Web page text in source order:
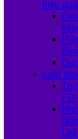
hiệu quả
Luật
FDI